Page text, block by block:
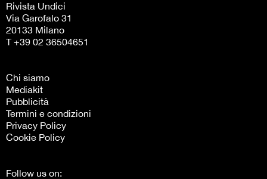
Rivista Undici
Via Garofalo 31
20133 Milano
T +39 02 36504651
Chi siamo
Mediakit
Pubblicità
Termini e condizioni
Privacy Policy
Cookie Policy
Follow us on: